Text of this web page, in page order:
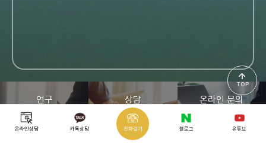
TOP
연구
바로가기
상담
바로가기
온라인 문의
바로가기